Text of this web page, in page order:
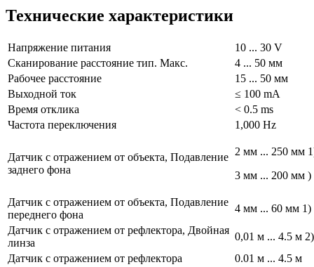
Технические характеристики
Напряжение питания
10 ... 30 V
Сканирование расстояние тип. Макс.
4 ... 50 мм
Рабочее расстояние
15 ... 50 мм
Выходной ток
≤ 100 mA
Время отклика
< 0.5 ms
Частота переключения
1,000 Hz
Датчик с отражением от объекта, Подавление
заднего фона
2 мм ... 250 мм
3 мм ... 200 мм )
Датчик с отражением от объекта, Подавление
переднего фона
4 мм ... 60 мм 1)
Датчик с отражением от рефлектора, Двойная
линза
0,01 м ... 4.5 м 2)
Датчик с отражением от рефлектора
0.01 м ... 4.5 м